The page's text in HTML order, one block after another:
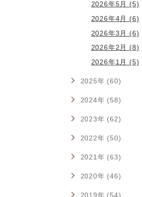
2026年5月 (5)
2026年4月 (6)
2026年3月 (6)
2026年2月 (8)
2026年1月 (5)
2025年 (60)
2024年 (58)
2023年 (62)
2022年 (50)
2021年 (63)
2020年 (46)
2019年 (54)